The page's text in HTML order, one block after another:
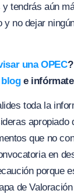
tendrás aún
y no dejar
una OPEC
bloge infórmate
toda la
apropiado
que no
en
porque
de